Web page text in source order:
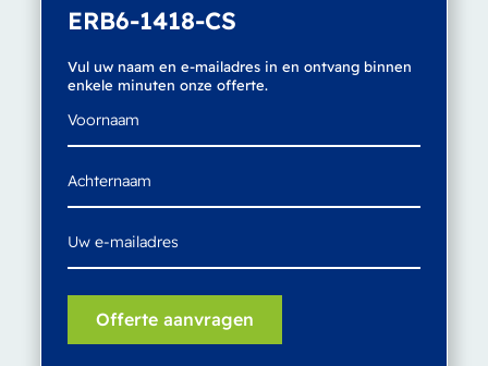
ERB6-1418-CS
Vul uw naam en e-mailadres in en ontvang binnen
enkele minuten onze offerte.